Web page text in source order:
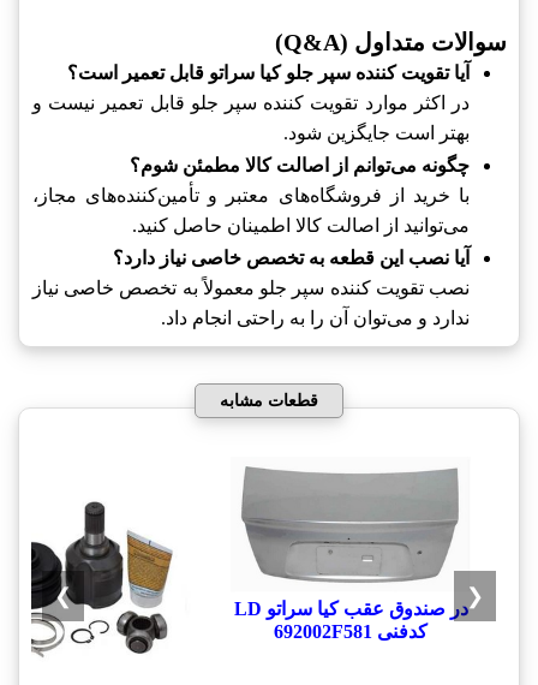
سوالات متداول (Q&A)
آیا تقویت کننده سپر جلو کیا سراتو قابل تعمیر است؟
در اکثر موارد تقویت کننده سپر جلو قابل تعمیر نیست و
بهتر است جایگزین شود.
چگونه می‌توانم از اصالت کالا مطمئن شوم؟
با خرید از فروشگاه‌های معتبر و تأمین‌کننده‌های مجاز،
می‌توانید از اصالت کالا اطمینان حاصل کنید.
آیا نصب این قطعه به تخصص خاصی نیاز دارد؟
نصب تقویت کننده سپر جلو معمولاً به تخصص خاصی نیاز
ندارد و می‌توان آن را به راحتی انجام داد.
قطعات مشابه
در صندوق عقب کیا سراتو LD
کدفنی 692002F581
❮
❯